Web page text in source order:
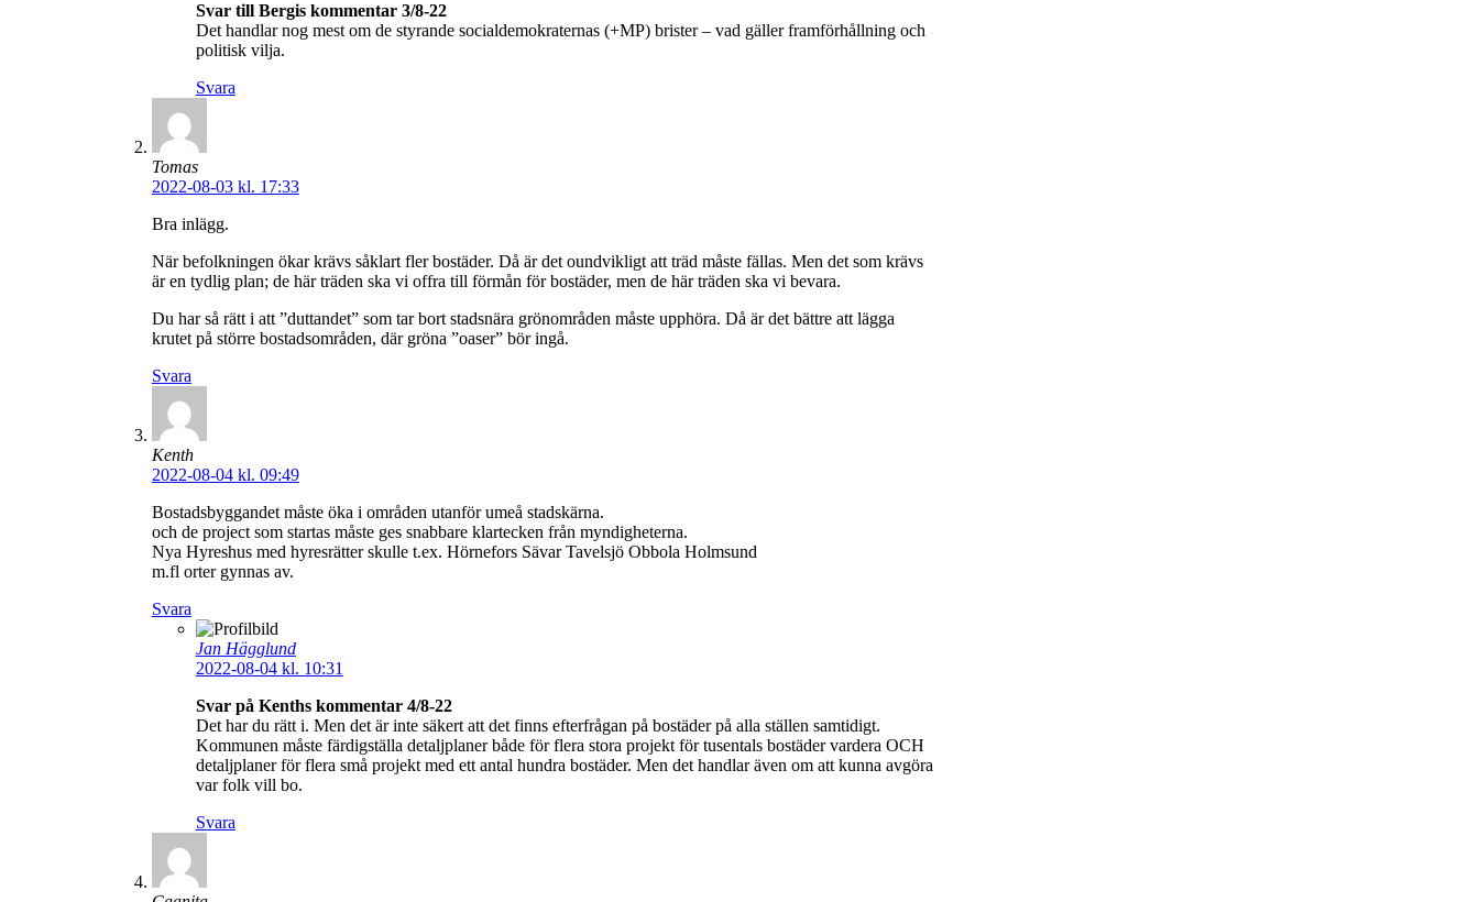
Svar till Bergis kommentar 3/8-22
Det handlar nog mest om de styrande socialdemokraternas (+MP) brister – vad gäller framförhållning och
politisk vilja.
Svara
Tomas
2022-08-03 kl. 17:33
Bra inlägg.
När befolkningen ökar krävs såklart fler bostäder. Då är det oundvikligt att träd måste fällas. Men det som krävs
är en tydlig plan; de här träden ska vi offra till förmån för bostäder, men de här träden ska vi bevara.
Du har så rätt i att ”duttandet” som tar bort stadsnära grönområden måste upphöra. Då är det bättre att lägga
krutet på större bostadsområden, där gröna ”oaser” bör ingå.
Svara
Kenth
2022-08-04 kl. 09:49
Bostadsbyggandet måste öka i områden utanför umeå stadskärna.
och de project som startas måste ges snabbare klartecken från myndigheterna.
Nya Hyreshus med hyresrätter skulle t.ex. Hörnefors Sävar Tavelsjö Obbola Holmsund
m.fl orter gynnas av.
Svara
Jan Hägglund
2022-08-04 kl. 10:31
Svar på Kenths kommentar 4/8-22
Det har du rätt i. Men det är inte säkert att det finns efterfrågan på bostäder på alla ställen samtidigt.
Kommunen måste färdigställa detaljplaner både för flera stora projekt för tusentals bostäder vardera OCH
detaljplaner för flera små projekt med ett antal hundra bostäder. Men det handlar även om att kunna avgöra
var folk vill bo.
Svara